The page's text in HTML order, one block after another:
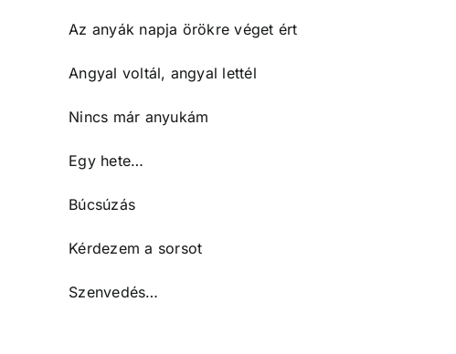
Az anyák napja örökre véget ért
Angyal voltál, angyal lettél
Nincs már anyukám
Egy hete…
Búcsúzás
Kérdezem a sorsot
Szenvedés…